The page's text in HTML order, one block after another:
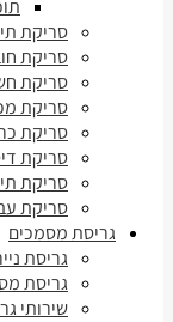
סריקת
סריקת
סריקת
סריקת
סריקת
סריקת
סריקת
סריקת
גריסת מסמכים
גריסת
גריסת
שירותי